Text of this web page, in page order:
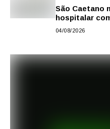
São Caetano
hospitalar
última geração
04/08/2026